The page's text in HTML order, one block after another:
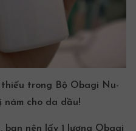
trong Bộ Obagi Nu-
nám cho da dầu!
bạn nên lấy 1 lượng Obagi